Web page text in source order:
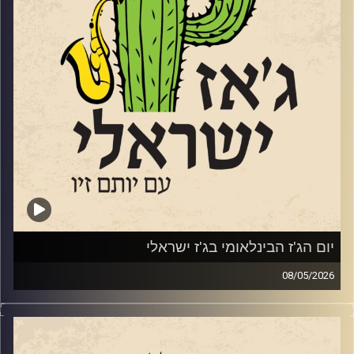
יארח את ברי סחרוף, מהיוצרים המרכזיים והמשפיעים ברוק
הישראלי, ואת הזמר והפייטן זיו יחזקאל.
קרדיט תמונות:רותם בר-אילן
יונתן אבישי והחצוצרן אבישי כהן
הטריו של ענת פורט
יותם זילברשטיין
שרון מנצור
ענת כהן
ניתאי הרשקוביץ
יום הג'ז הבינלאומי בג'ז ישראלי
08/05/2026
בשבוע שעבר, ב – 30.4 ציינו ברחבי העולם את יום הג'ז
הבינלאומי. כמידי שנה ביום הזה אנחנו מרשים לעצמינו לשמוע